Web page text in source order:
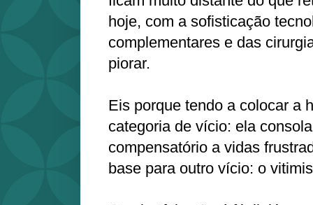
hoje, com a sofisticação
complementares e das
piorar.
Eis porque tendo a colocar a
categoria de vício: ela
compensatório a vidas
base para outro vício: o